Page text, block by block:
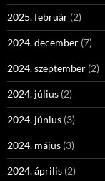
2025. február (2)
2024. december (7)
2024. szeptember (2)
2024. július (2)
2024. június (3)
2024. május (3)
2024. április (2)